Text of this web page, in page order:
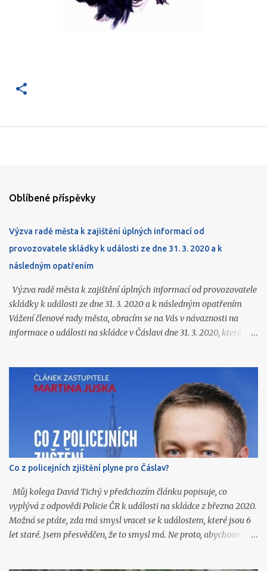
Oblíbené příspěvky
Výzva radě města k zajištění úplných informací od
provozovatele skládky k události ze dne 31. 3. 2020 a k
následným opatřením
Výzva radě města k zajištění úplných informací od provozovatele
skládky k události ze dne 31. 3. 2020 a k následným opatřením
Vážení členové rady města, obracím se na Vás v návaznosti na
informace o události na skládce v Čáslavi dne 31. 3. 2020, které
k-vybuchu-pozaru-na.html ) a o kterých jsem Vás souhrnně
informoval na zasedání zastupitelstva 22. 6. 2026. Ze zmíněného
vyrozumění a z navazujících podkladů podle mého názoru
vyplývají další závažné otázky, které dosud nejsou veřejnosti
srozumitelně a úplně zodpovězeny. Skládka v Čáslavi je zařízení,
jehož provoz dlouhodobě ovlivňuje život ve městě. V letošním roce
došlo k zahájení provozu další etapy skládkování o objemu téměř
600 tis. m 3 , jejíž provoz dle odhadů potrvá minimálně několik
let. Občané města proto potřebují vědět, co se na skládce skutečně
stalo, jaká opatření byla p...
Co z policejních zjištění plyne pro Čáslav?
Můj kolega David Tichý v předchozím článku popisuje, co
vyplývá z odpovědi Policie ČR k události na skládce z března 2020.
Možná se ptáte, zda má smysl vracet se k událostem, které jsou 6
let staré. Jsem přesvědčen, že to smysl má. Ne proto, abychom